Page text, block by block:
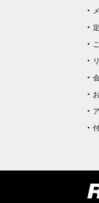
リットーミュージッ